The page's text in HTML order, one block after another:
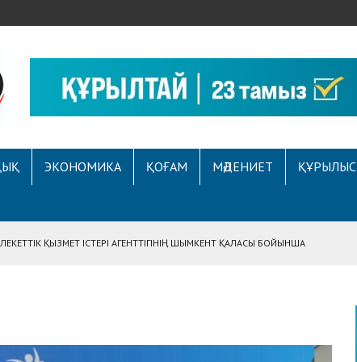
ЭКОНОМИКА ҚОҒАМ МӘДЕНИЕТ ҚҰРЫЛЫС
ҚЫЗМЕТ ІСТЕРІ АГЕНТТІГІНІҢ ШЫМКЕНТ ҚАЛАСЫ БОЙЫНША
САУАТТЫЛЫҚ МӘСЕЛЕЛЕРІ ТАЛҚЫЛАНДЫ
СҰХБАТ БЕРІЛДІ